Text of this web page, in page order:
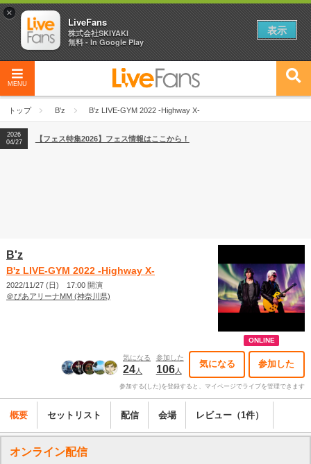
MENU
トップ B'z B'z LIVE-GYM 2022 -Highway X-
2026
04/27
2026
【ライブ動員ランキング】2026年上半期編発表！
2026
04/27
【フェス特集2026】フェス情報はここから！
ONLINE
B'z
B'z LIVE-GYM 2022 -Highway X-
2022/11/27 (日) 17:00 開演
＠ぴあアリーナMM (神奈川県)
気になる
24人
参加した
106人
気になる 参加した
参加する(した)を登録すると、マイページでライブを管理できます
概要 セットリスト 配信 会場 レビュー（1件）
オンライン配信
×
LiveFans
株式会社SKIYAKI
無料 - In Google Play
表示